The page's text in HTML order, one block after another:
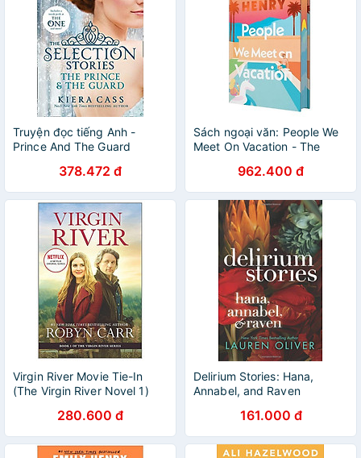
Truyện đọc tiếng Anh -
Prince And The Guard
378.472 đ
Sách ngoại văn: People We
Meet On Vacation - The
Edition - Hard Back
962.400 đ
Virgin River Movie Tie-In
(The Virgin River Novel 1)
280.600 đ
Delirium Stories: Hana,
Annabel, and Raven
161.000 đ